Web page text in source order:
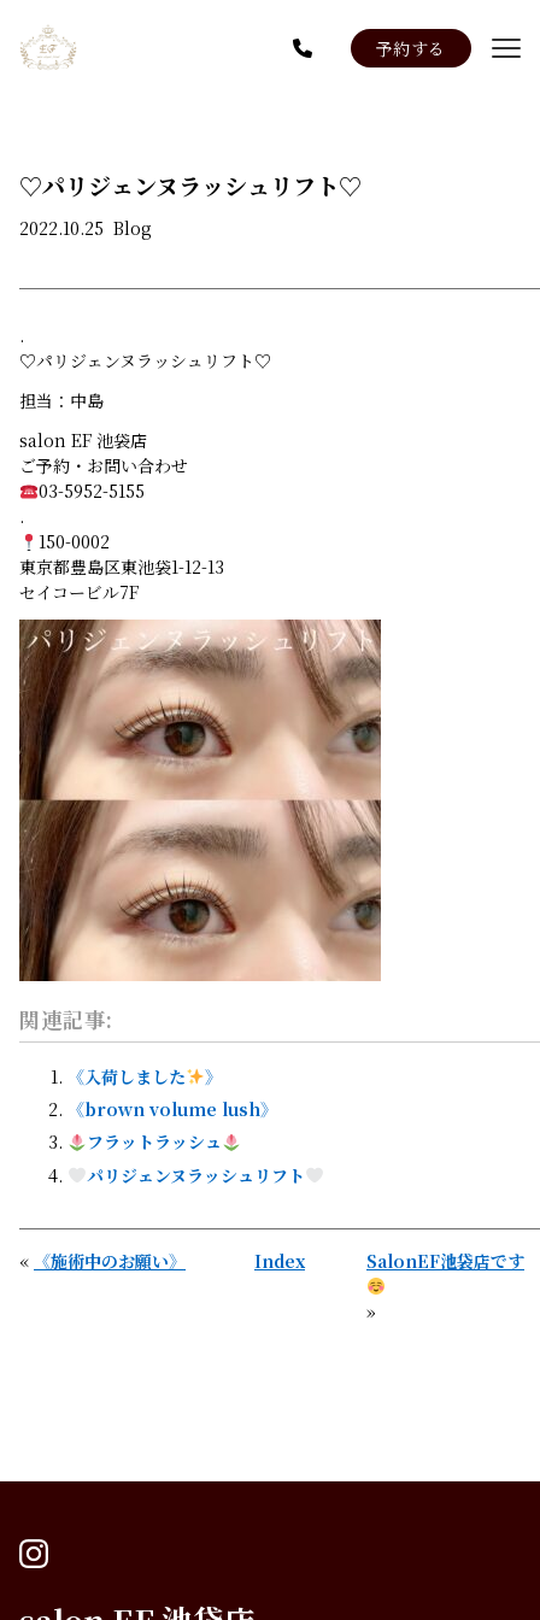
予約する
Menu
♡パリジェンヌラッシュリフト♡
2022.10.25 Blog
.
♡パリジェンヌラッシュリフト♡
担当：中島
salon EF 池袋店
ご予約・お問い合わせ
03-5952-5155
.
150-0002
東京都豊島区東池袋1-12-13
セイコービル7F
関連記事:
《入荷しました
》
《brown volume lush》
フラットラッシュ
パリジェンヌラッシュリフト
« 《施術中のお願い》 Index SalonEF池袋店です
»
instagram